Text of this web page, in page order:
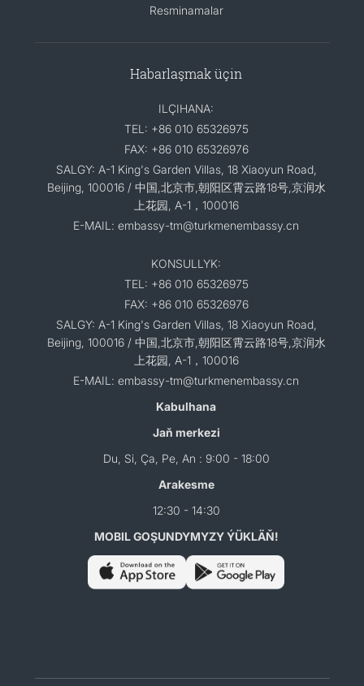
Resminamalar
Habarlaşmak üçin
ILÇIHANA:
TEL: +86 010 65326975
FAX: +86 010 65326976
SALGY: A-1 King's Garden Villas, 18 Xiaoyun Road,
Beijing, 100016 / 中国,北京市,朝阳区霄云路18号,京润水
上花园, A-1，100016
E-MAIL: embassy-tm@turkmenembassy.cn
KONSULLYK:
TEL: +86 010 65326975
FAX: +86 010 65326976
SALGY: A-1 King's Garden Villas, 18 Xiaoyun Road,
Beijing, 100016 / 中国,北京市,朝阳区霄云路18号,京润水
上花园, A-1，100016
E-MAIL: embassy-tm@turkmenembassy.cn
Kabulhana
Jaň merkezi
Du, Si, Ça, Pe, An : 9:00 - 18:00
Arakesme
12:30 - 14:30
MOBIL GOŞUNDYMYZY ÝÜKLÄŇ!